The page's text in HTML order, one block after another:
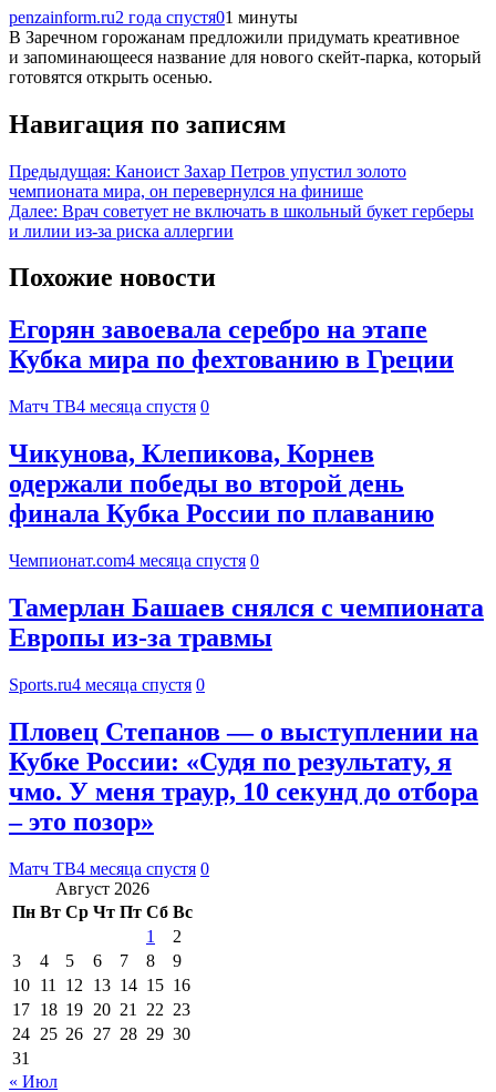
penzainform.ru2 года спустя01 минуты
В Заречном горожанам предложили придумать креативное
и запоминающееся название для нового скейт-парка, который
готовятся открыть осенью.
Навигация по записям
Предыдущая: Каноист Захар Петров упустил золото
чемпионата мира, он перевернулся на финише
Далее: Врач советует не включать в школьный букет герберы
и лилии из-за риска аллергии
Похожие новости
Егорян завоевала серебро на этапе
Кубка мира по фехтованию в Греции
Матч ТВ4 месяца спустя 0
Чикунова, Клепикова, Корнев
одержали победы во второй день
финала Кубка России по плаванию
Чемпионат.com4 месяца спустя 0
Тамерлан Башаев снялся с чемпионата
Европы из-за травмы
Sports.ru4 месяца спустя 0
Пловец Степанов — о выступлении на
Кубке России: «Судя по результату, я
чмо. У меня траур, 10 секунд до отбора
– это позор»
Матч ТВ4 месяца спустя 0
Август 2026
Пн Вт Ср Чт Пт Сб Вс
1
2
3
4 5 6 7 8
9
10 11 12 13 14 15 16
17 18 19 20 21 22 23
24 25 26 27 28 29 30
31
« Июл